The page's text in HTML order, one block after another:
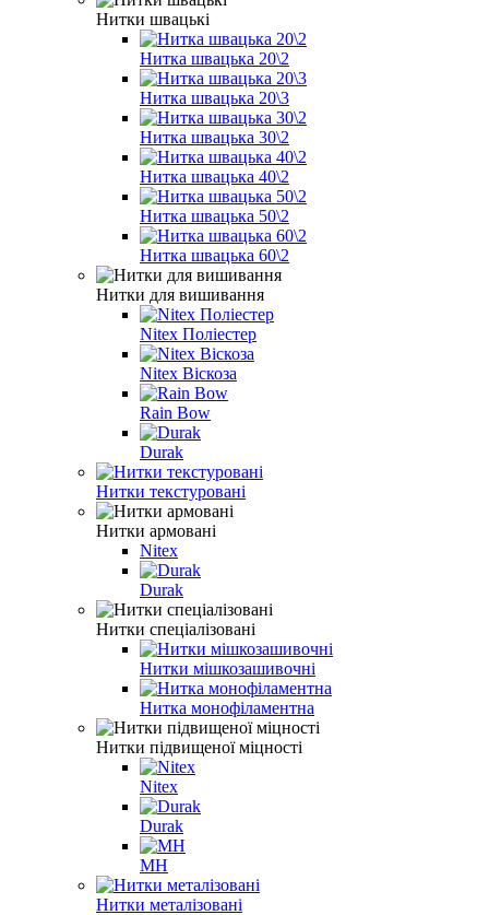
Нитки швацькі
Нитка швацька 20\2
Нитка швацька 20\3
Нитка швацька 30\2
Нитка швацька 40\2
Нитка швацька 50\2
Нитка швацька 60\2
Нитки для вишивання
Nitex Поліестер
Nitex Віскоза
Rain Bow
Durak
Нитки текстуровані
Нитки армовані
Nitex
Durak
Нитки спеціалізовані
Нитки мішкозашивочні
Нитка монофіламентна
Нитки підвищеної міцності
Nitex
Durak
MH
Нитки металізовані